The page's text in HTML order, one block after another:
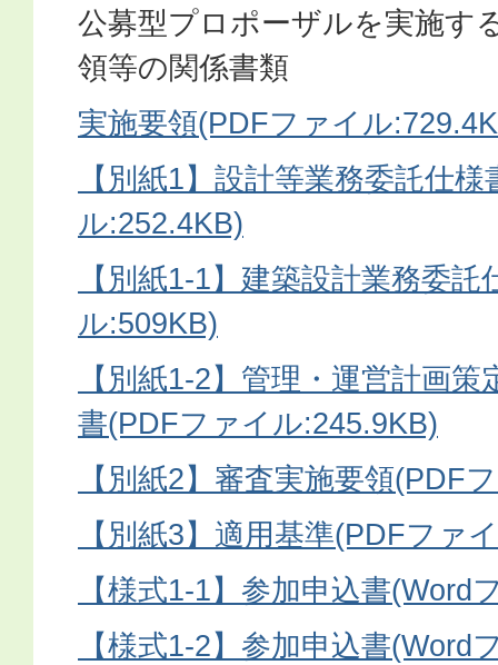
公募型プロポーザルを実施す
領等の関係書類
実施要領(PDFファイル
【別紙1】設計等業務委託仕
ル:252.4KB)
【別紙1-1】建築設計業務委
ル:509KB)
【別紙1-2】管理・運営計画
書(PDFファイル:245.9KB)
【別紙2】審査実施要領(PDF
【別紙3】適用基準(PDFファ
【様式1-1】参加申込書(Word
【様式1-2】参加申込書(Word